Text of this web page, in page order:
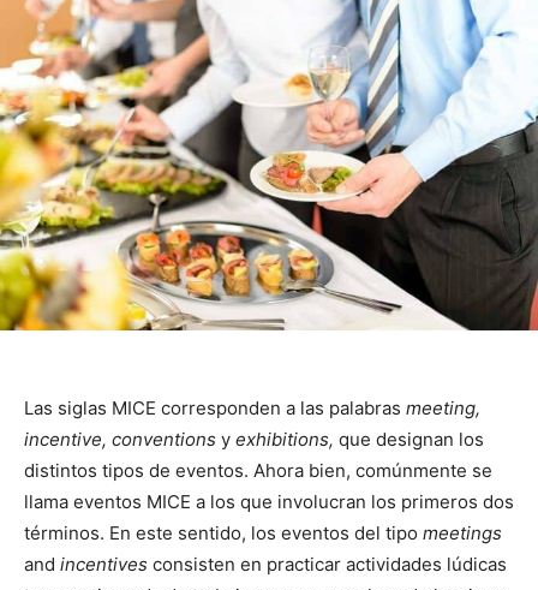
Las siglas MICE corresponden a las palabras meeting,
incentive, conventions y exhibitions, que designan los
distintos tipos de eventos. Ahora bien, comúnmente se
llama eventos MICE a los que involucran los primeros dos
términos. En este sentido, los eventos del tipo meetings
and incentives consisten en practicar actividades lúdicas